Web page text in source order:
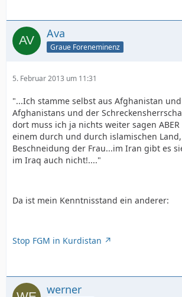
Ava
Graue Foreneminenz
5. Februar 2013 um 11:31
"...Ich stamme selbst aus Afghanistan
Afghanistans und der
dort muss ich ja nichts weiter sagen
einem durch und durch islamischen
Beschneidung der Frau...im Iran gibt es
im Iraq auch nicht!...."
Da ist mein Kenntnisstand ein anderer:
Stop FGM in Kurdistan
werner